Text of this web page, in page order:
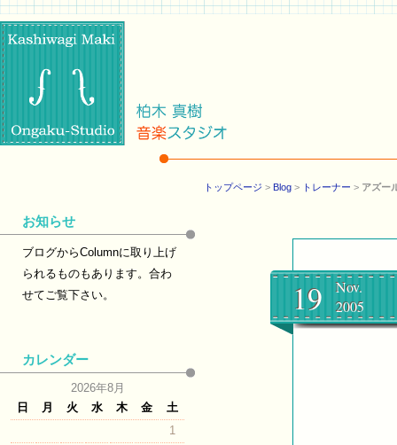
トップページ > Blog > トレーナー > アズー
19
Nov.
2005
お知らせ
ブログからColumnに取り上げ
られるものもあります。合わ
せてご覧下さい。
カレンダー
2026年8月
日
月 火 水 木 金
土
1